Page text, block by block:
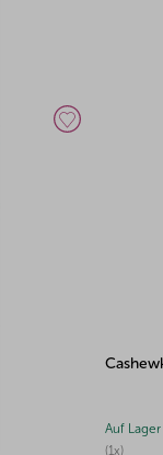
(1x)
Auf Lager